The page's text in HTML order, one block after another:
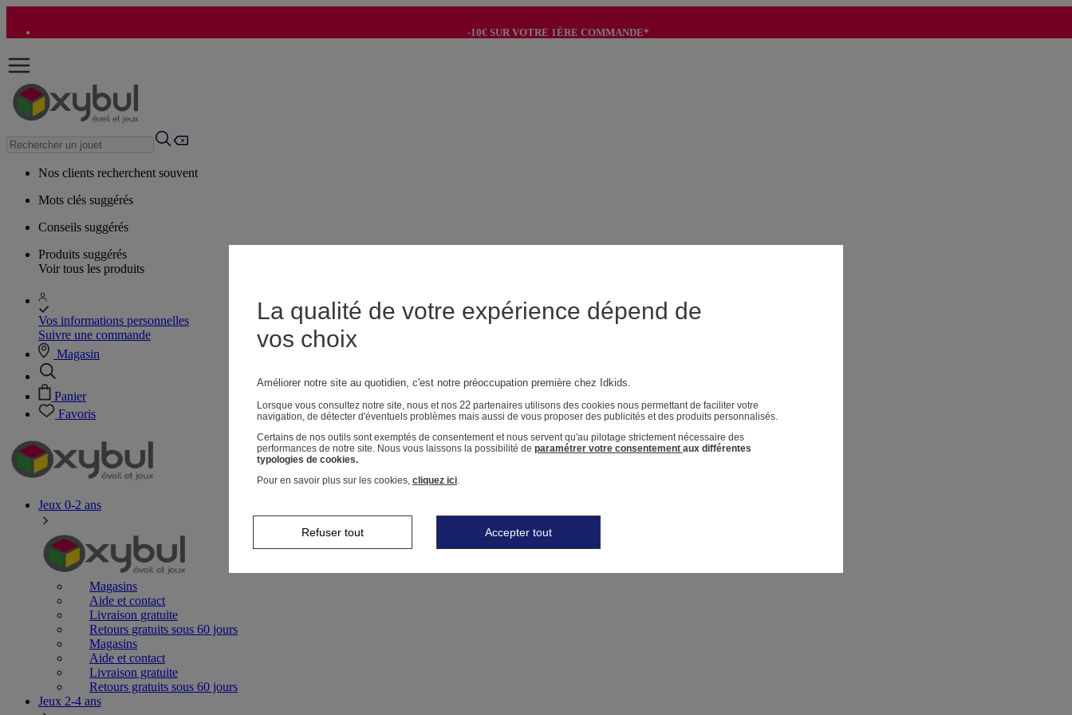
-10€ SUR VOTRE 1ÈRE COMMANDE*
Nos clients recherchent souvent
Mots clés suggérés
Conseils suggérés
Produits suggérés
Voir tous les produits
Vos informations personnelles
Suivre une commande
Magasin
Panier
Favoris
Jeux 0-2 ans
Magasins
Aide et contact
Livraison gratuite
Retours gratuits sous 60 jours
Magasins
Aide et contact
Livraison gratuite
Retours gratuits sous 60 jours
Jeux 2-4 ans
La qualité de votre expérience dépend de
vos choix
Améliorer notre site au quotidien, c'est notre préoccupation première chez Idkids.
Lorsque vous consultez notre site, nous et nos 22 partenaires utilisons des cookies nous permettant de faciliter votre
navigation, de détecter d'éventuels problèmes mais aussi de vous proposer des publicités et des produits personnalisés.
Certains de nos outils sont exemptés de consentement et nous servent qu'au pilotage strictement nécessaire des
performances de notre site. Nous vous laissons la possibilité de paramétrer votre consentement aux différentes
typologies de cookies.
Pour en savoir plus sur les cookies, cliquez ici.
Refuser tout Accepter tout